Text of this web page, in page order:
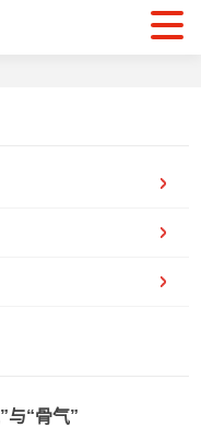
与“骨气”